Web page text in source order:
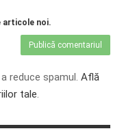
articole noi.
reduce spamul. Află
tale.